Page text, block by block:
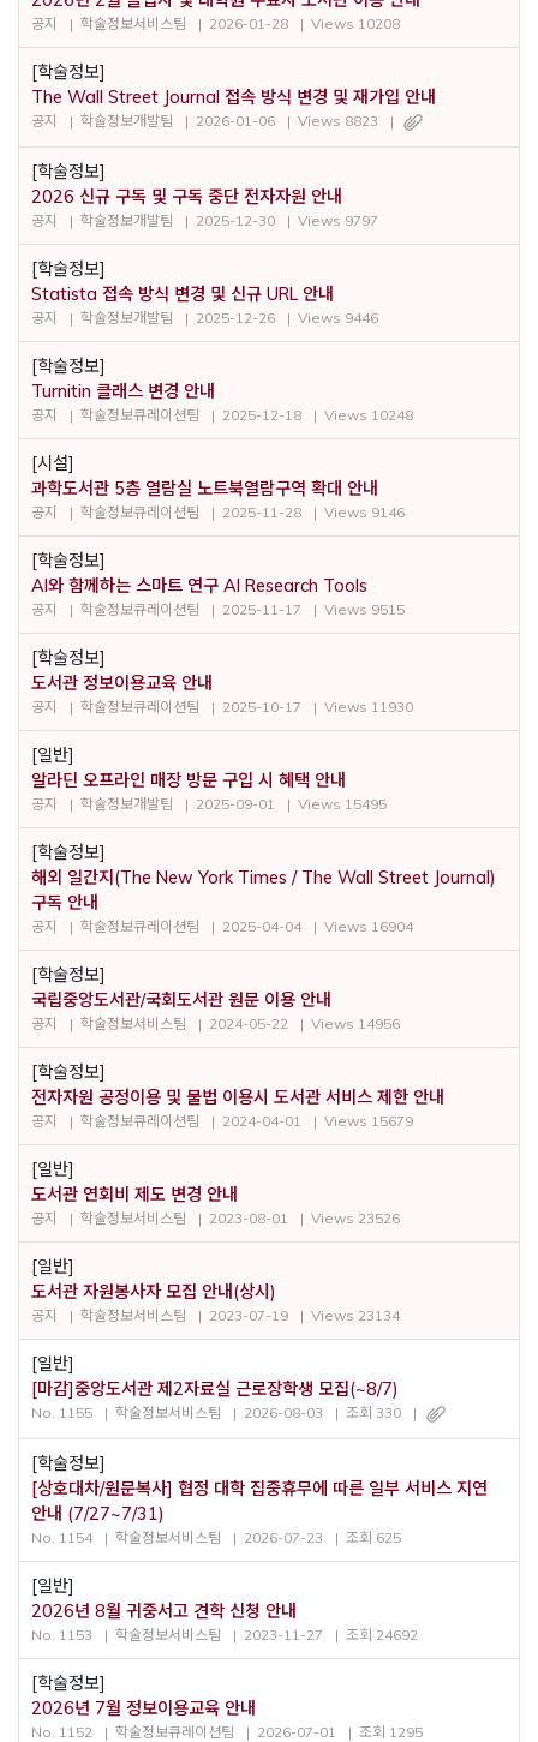
공지 학술정보서비스팀 2026-01-28 Views 10208
[학술정보]
The Wall Street Journal 접속 방식 변경 및 재가입 안내
공지 학술정보개발팀 2026-01-06 Views 8823
[학술정보]
2026 신규 구독 및 구독 중단 전자자원 안내
공지 학술정보개발팀 2025-12-30 Views 9797
[학술정보]
Statista 접속 방식 변경 및 신규 URL 안내
공지 학술정보개발팀 2025-12-26 Views 9446
[학술정보]
Turnitin 클래스 변경 안내
공지 학술정보큐레이션팀 2025-12-18 Views 10248
[시설]
과학도서관 5층 열람실 노트북열람구역 확대 안내
공지 학술정보큐레이션팀 2025-11-28 Views 9146
[학술정보]
AI와 함께하는 스마트 연구 AI Research Tools
공지 학술정보큐레이션팀 2025-11-17 Views 9515
[학술정보]
도서관 정보이용교육 안내
공지 학술정보큐레이션팀 2025-10-17 Views 11930
[일반]
알라딘 오프라인 매장 방문 구입 시 혜택 안내
공지 학술정보개발팀 2025-09-01 Views 15495
[학술정보]
해외 일간지(The New York Times / The Wall Street Journal)
구독 안내
공지 학술정보큐레이션팀 2025-04-04 Views 16904
[학술정보]
국립중앙도서관/국회도서관 원문 이용 안내
공지 학술정보서비스팀 2024-05-22 Views 14956
[학술정보]
전자자원 공정이용 및 불법 이용시 도서관 서비스 제한 안내
공지 학술정보큐레이션팀 2024-04-01 Views 15679
[일반]
도서관 연회비 제도 변경 안내
공지 학술정보서비스팀 2023-08-01 Views 23526
[일반]
도서관 자원봉사자 모집 안내(상시)
공지 학술정보서비스팀 2023-07-19 Views 23134
[일반]
[마감]중앙도서관 제2자료실 근로장학생 모집(~8/7)
No. 1155 학술정보서비스팀 2026-08-03 조회 330
[학술정보]
[상호대차/원문복사] 협정 대학 집중휴무에 따른 일부 서비스 지연
안내 (7/27~7/31)
No. 1154 학술정보서비스팀 2026-07-23 조회 625
[일반]
2026년 8월 귀중서고 견학 신청 안내
No. 1153 학술정보서비스팀 2023-11-27 조회 24692
[학술정보]
2026년 7월 정보이용교육 안내
No. 1152 학술정보큐레이션팀 2026-07-01 조회 1295